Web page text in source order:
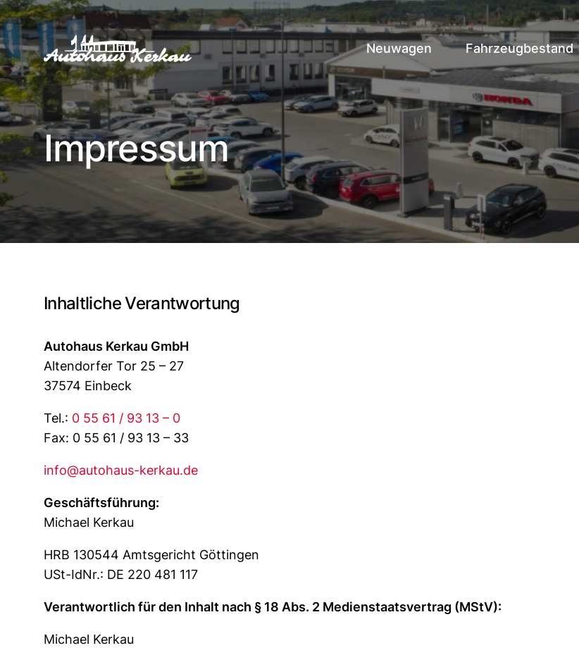
Neuwagen Fahrzeugbestand
Fahrzeuge vor Ort
Zentrallager
Impressum
Inhaltliche Verantwortung
Autohaus Kerkau GmbH
Altendorfer Tor 25 – 27
37574 Einbeck
Tel.: 0 55 61 / 93 13 – 0
Fax: 0 55 61 / 93 13 – 33
info@autohaus-kerkau.de
Geschäftsführung:
Michael Kerkau
HRB 130544 Amtsgericht Göttingen
USt-IdNr.: DE 220 481 117
Verantwortlich für den Inhalt nach § 18 Abs. 2 Medienstaatsvertrag (MStV):
Michael Kerkau